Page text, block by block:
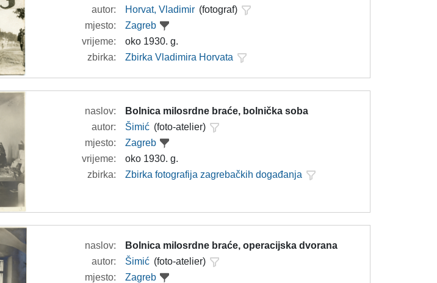
autor:
Horvat, Vladimir (fotograf)
mjesto:
Zagreb
vrijeme:
oko 1930. g.
zbirka:
Zbirka Vladimira Horvata
naslov:
Bolnica milosrdne braće, bolnička soba
autor:
Šimić (foto-atelier)
mjesto:
Zagreb
vrijeme:
oko 1930. g.
zbirka:
Zbirka fotografija zagrebačkih događanja
naslov:
Bolnica milosrdne braće, operacijska dvorana
autor:
Šimić (foto-atelier)
mjesto:
Zagreb